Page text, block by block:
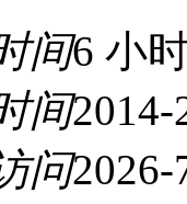
间6 小
间2014-
问2026-